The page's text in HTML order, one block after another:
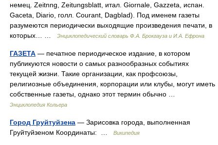
немец. Zeitnng, Zeitungsblatt, итал. Giornale, Gazzeta, испан.
Gaceta, Diario, голл. Courant, Dagblad). Под именем газеты
разумеются периодически выходящие произведения печати, в
которых… …
Энциклопедический словарь Ф.А. Брокгауза и И.А. Ефрона
ГАЗЕТА — печатное периодическое издание, в котором
публикуются новости о самых разнообразных событиях
текущей жизни. Такие организации, как профсоюзы,
религиозные объединения, корпорации или клубы, могут иметь
собственные газеты, однако этот термин обычно …
Энциклопедия Кольера
Город Груйтуйзена — Зарисовка города, выполненная
Груйтуйзеном Координаты: …
Википедия